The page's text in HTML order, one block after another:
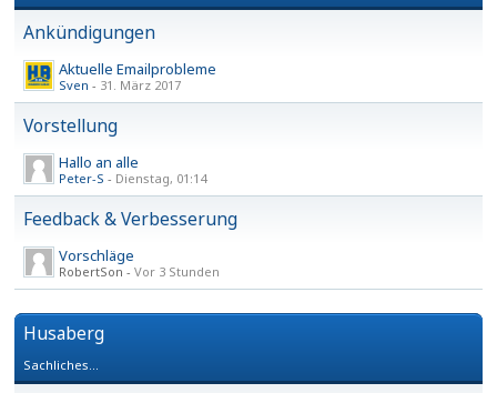
Ankündigungen
Aktuelle Emailprobleme
Sven - 31. März 2017
Vorstellung
Hallo an alle
Peter-S - Dienstag, 01:14
Feedback & Verbesserung
Vorschläge
RobertSon - Vor 3 Stunden
Husaberg
Sachliches...